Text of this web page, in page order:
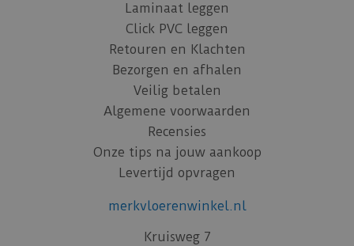
Laminaat leggen
Click PVC leggen
Retouren en Klachten
Bezorgen en afhalen
Veilig betalen
Algemene voorwaarden
Recensies
Onze tips na jouw aankoop
Levertijd opvragen
merkvloerenwinkel.nl
Kruisweg 7